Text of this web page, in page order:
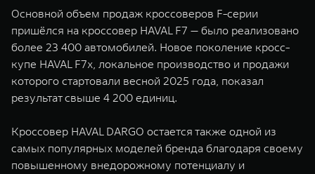
Основной объем продаж кроссоверов F-серии
пришёлся на кроссовер HAVAL F7 — было реализовано
более 23 400 автомобилей. Новое поколение кросс-
купе HAVAL F7x, локальное производство и продажи
которого стартовали весной 2025 года, показал
результат свыше 4 200 единиц.
Кроссовер HAVAL DARGO остается также одной из
самых популярных моделей бренда благодаря своему
повышенному внедорожному потенциалу и